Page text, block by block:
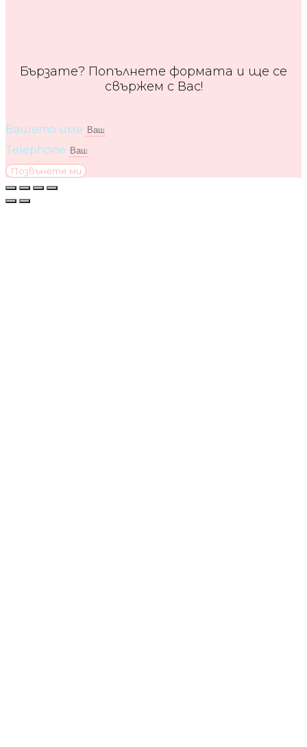
Бързате? Попълнете формата и ще се
свържем с Вас!
Вашето име
Telephone
Позвънете ми